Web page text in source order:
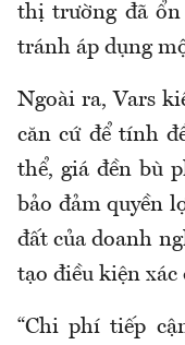
thị trường đã ổn
tránh áp dụng
Ngoài ra, Vars
căn cứ để tính
thể, giá đền bù
bảo đảm quyền
đất của doanh
tạo điều kiện
“Chi phí tiếp